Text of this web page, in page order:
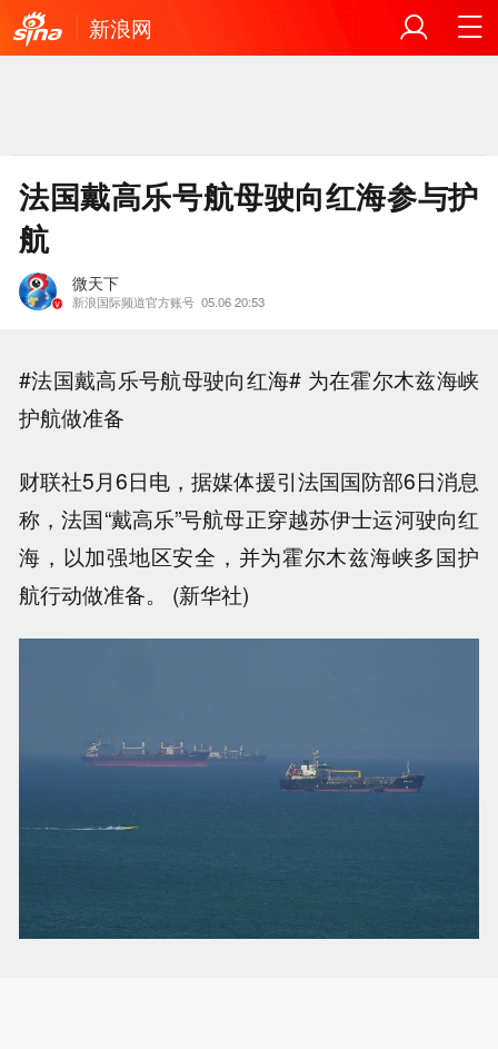
新浪网
法国戴高乐号航母驶向红海参与护
航
微天下
新浪国际频道官方账号 05.06 20:53
#法国戴高乐号航母驶向红海# 为在霍尔木兹海峡
护航做准备
财联社5月6日电，据媒体援引法国国防部6日消息
称，法国“戴高乐”号航母正穿越苏伊士运河驶向红
海，以加强地区安全，并为霍尔木兹海峡多国护
航行动做准备。 (新华社)